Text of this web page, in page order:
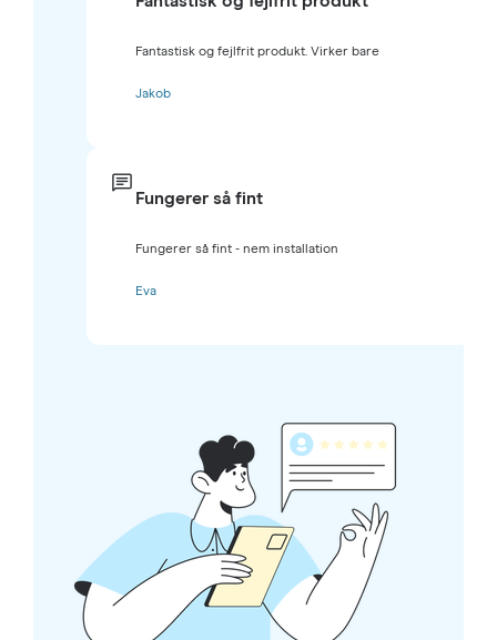
Fantastisk og fejlfrit produkt. Virker bare
Jakob
Fungerer så fint
Fungerer så fint - nem installation
Eva